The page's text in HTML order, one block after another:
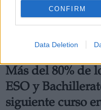
CONFIRM
Data Deletion
Más del 80% de
ESO y
siguiente curso